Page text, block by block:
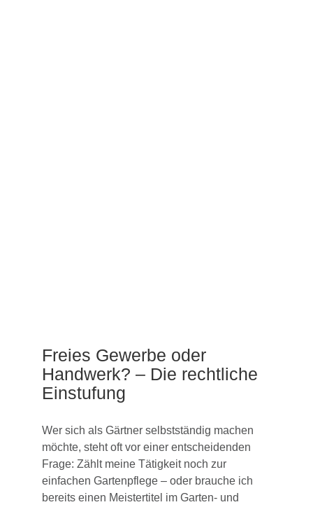
Freies Gewerbe oder
Handwerk? – Die rechtliche
Einstufung
Wer sich als Gärtner selbstständig machen
möchte, steht oft vor einer entscheidenden
Frage: Zählt meine Tätigkeit noch zur
einfachen Gartenpflege – oder brauche ich
bereits einen Meistertitel im Garten- und